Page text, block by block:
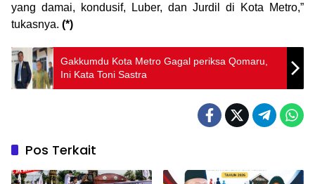
yang damai, kondusif, Luber, dan Jurdil di Kota Metro,”
tukasnya. (*)
Gakkumdu Kota Metro Gagal periksa Qomaru,
Ini Kata Toni Sastra
Pos Terkait